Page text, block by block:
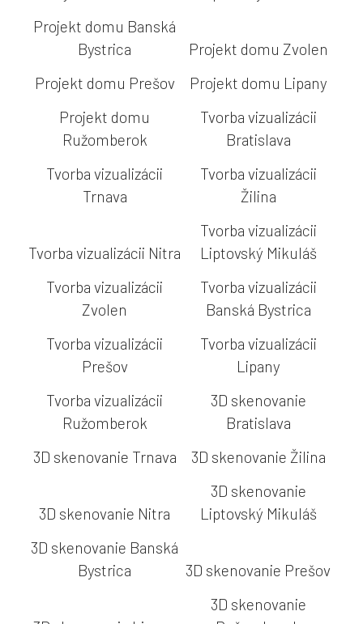
Projekt domu Banská
Bystrica
Projekt domu Zvolen
Projekt domu Prešov
Projekt domu Lipany
Projekt domu
Ružomberok
Tvorba vizualizácii
Bratislava
Tvorba vizualizácii
Trnava
Tvorba vizualizácii
Žilina
Tvorba vizualizácii Nitra
Tvorba vizualizácii
Liptovský Mikuláš
Tvorba vizualizácii
Zvolen
Tvorba vizualizácii
Banská Bystrica
Tvorba vizualizácii
Prešov
Tvorba vizualizácii
Lipany
Tvorba vizualizácii
Ružomberok
3D skenovanie
Bratislava
3D skenovanie Trnava
3D skenovanie Žilina
3D skenovanie Nitra
3D skenovanie
Liptovský Mikuláš
3D skenovanie Banská
Bystrica
3D skenovanie Prešov
3D skenovanie